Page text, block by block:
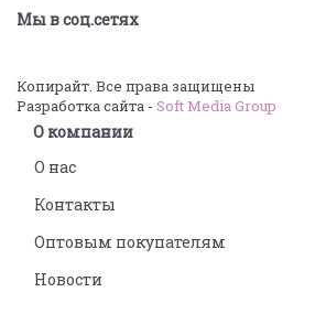
Мы в соц.сетях
Копирайт. Все права защищены
Разработка сайта - Soft Media Group
О компании
О нас
Контакты
Оптовым покупателям
Новости